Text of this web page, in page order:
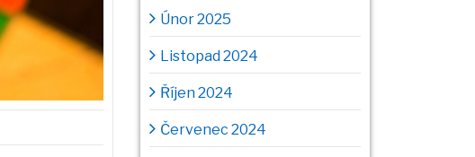
Únor 2025
Listopad 2024
Říjen 2024
Červenec 2024